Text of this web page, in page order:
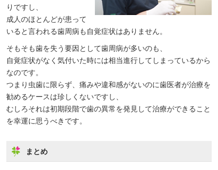
りですし、
成人のほとんどが患って
いると言われる歯周病も自覚症状はありません。
そもそも歯を失う要因として歯周病が多いのも、
自覚症状がなく気付いた時には相当進行してしまっているから
なのです。
つまり虫歯に限らず、痛みや違和感がないのに歯医者が治療を
勧めるケースは珍しくないですし、
むしろそれは初期段階で歯の異常を発見して治療ができること
を幸運に思うべきです。
まとめ